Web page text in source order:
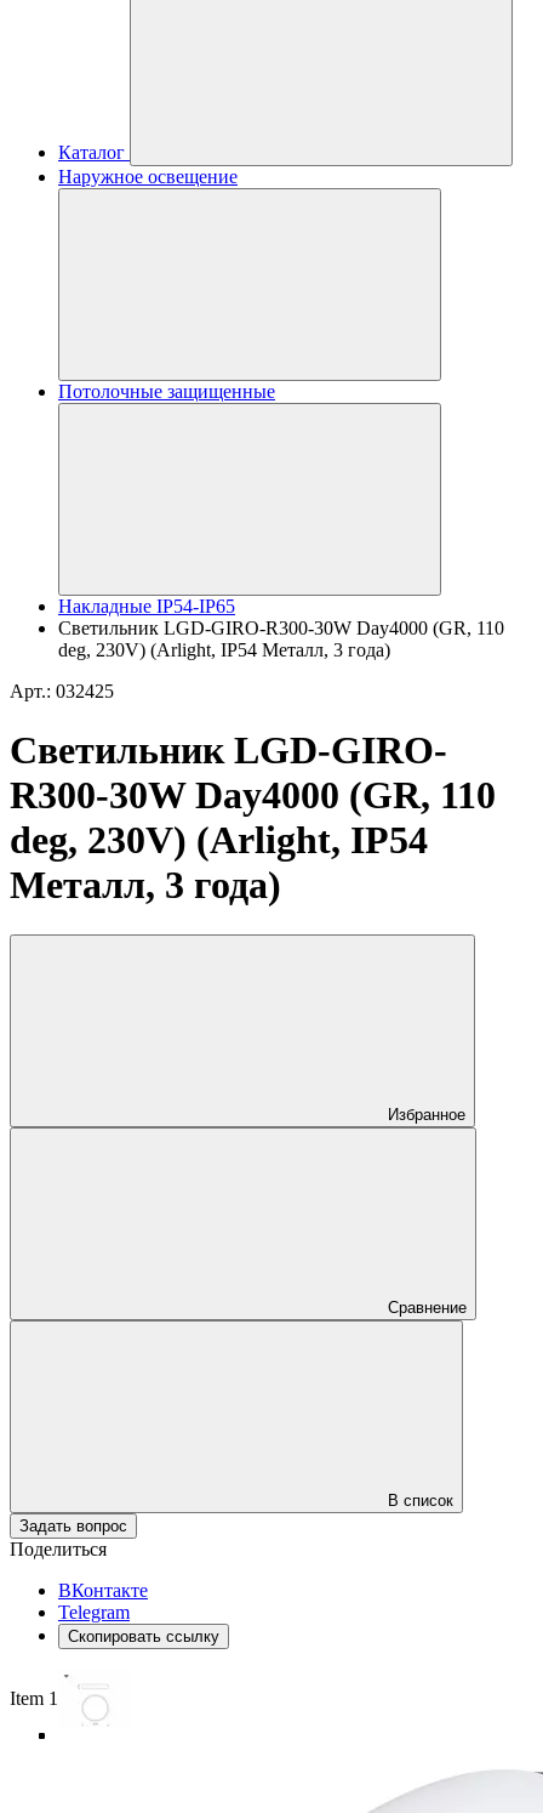
Каталог
Наружное освещение
Потолочные защищенные
Накладные IP54-IP65
Светильник LGD-GIRO-R300-30W Day4000 (GR, 110
deg, 230V) (Arlight, IP54 Металл, 3 года)
Арт.: 032425
Светильник LGD-GIRO-
R300-30W Day4000 (GR, 110
deg, 230V) (Arlight, IP54
Металл, 3 года)
Избранное
Сравнение
В список
Задать вопрос
Поделиться
ВКонтакте
Telegram
Скопировать ссылку
Item 1 of 5